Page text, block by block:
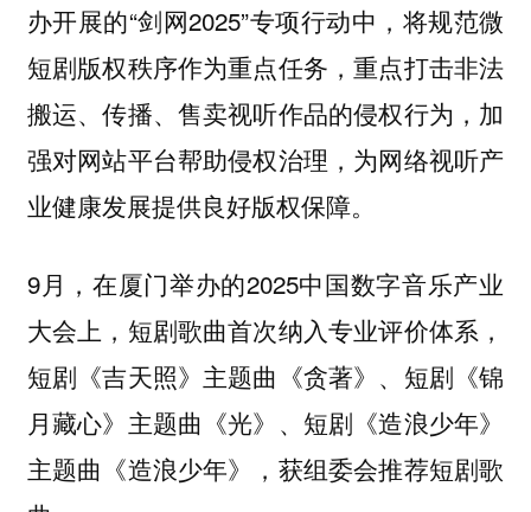
办开展的“剑网2025”专项行动中，将规范微
短剧版权秩序作为重点任务，重点打击非法
搬运、传播、售卖视听作品的侵权行为，加
强对网站平台帮助侵权治理，为网络视听产
业健康发展提供良好版权保障。
9月，在厦门举办的2025中国数字音乐产业
大会上，短剧歌曲首次纳入专业评价体系，
短剧《吉天照》主题曲《贪著》、短剧《锦
月藏心》主题曲《光》、短剧《造浪少年》
主题曲《造浪少年》，获组委会推荐短剧歌